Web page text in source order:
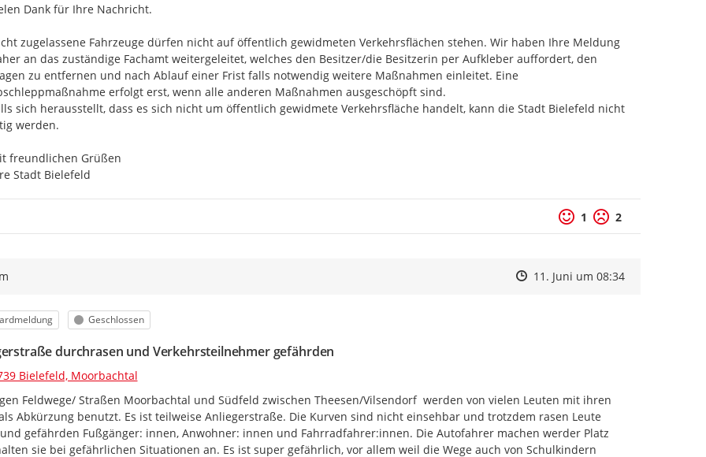
Dank für Ihre Nachricht.
zugelassene Fahrzeuge dürfen nicht auf öffentlich gewidmeten Verkehrsflächen stehen. Wir haben Ihre Meldung
an das zuständige Fachamt weitergeleitet, welches den Besitzer/die Besitzerin per Aufkleber auffordert, den
zu entfernen und nach Ablauf einer Frist falls notwendig weitere Maßnahmen einleitet. Eine
erfolgt erst, wenn alle anderen Maßnahmen ausgeschöpft sind.
sich herausstellt, dass es sich nicht um öffentlich gewidmete Verkehrsfläche handelt, kann die Stadt Bielefeld nicht
werden.
freundlichen Grüßen
Stadt Bielefeld
1 2
Zeitpunkt des Erstellens
Zeitpunkt des Erstellens
11. Juni um 08:34Zur Äußerung
Status
Geschlossen
durchrasen und Verkehrsteilnehmer gefährden
Bielefeld, Moorbachtal
Feldwege/ Straßen Moorbachtal und Südfeld zwischen Theesen/Vilsendorf  werden von vielen Leuten mit ihren
Abkürzung benutzt. Es ist teilweise Anliegerstraße. Die Kurven sind nicht einsehbar und trotzdem rasen Leute
gefährden Fußgänger: innen, Anwohner: innen und Fahrradfahrer:innen. Die Autofahrer machen werder Platz
sie bei gefährlichen Situationen an. Es ist super gefährlich, vor allem weil die Wege auch von Schulkindern